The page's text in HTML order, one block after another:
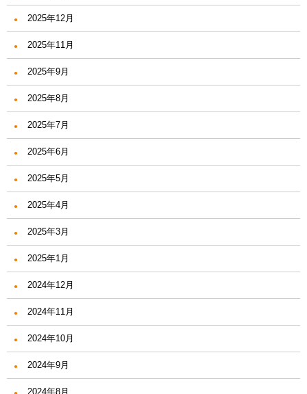
2025年12月
2025年11月
2025年9月
2025年8月
2025年7月
2025年6月
2025年5月
2025年4月
2025年3月
2025年1月
2024年12月
2024年11月
2024年10月
2024年9月
2024年8月